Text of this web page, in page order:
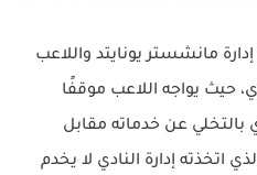
مانشستر يونايتد واللاعب
حيث يواجه اللاعب موقفًا
بالتخلي عن خدماته مقابل
اتخذته إدارة النادي لا يخدم